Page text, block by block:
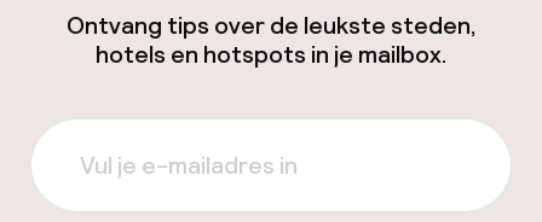
Ontvang tips over de leukste steden,
hotels en hotspots in je mailbox.